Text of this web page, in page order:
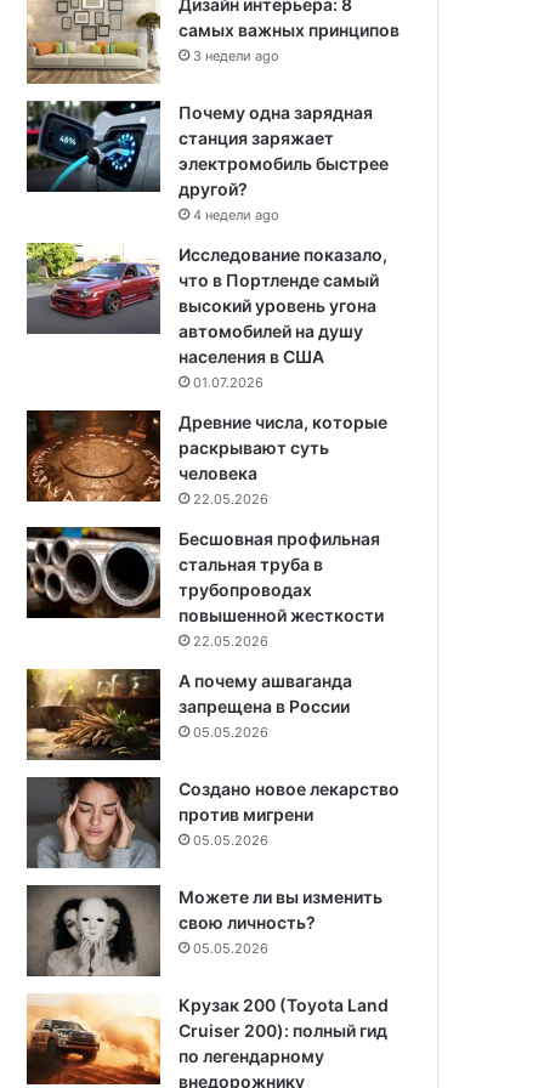
Дизайн интерьера: 8
самых важных принципов
3 недели ago
Почему одна зарядная
станция заряжает
электромобиль быстрее
другой?
4 недели ago
Исследование показало,
что в Портленде самый
высокий уровень угона
автомобилей на душу
населения в США
01.07.2026
Древние числа, которые
раскрывают суть
человека
22.05.2026
Бесшовная профильная
стальная труба в
трубопроводах
повышенной жесткости
22.05.2026
А почему ашваганда
запрещена в России
05.05.2026
Создано новое лекарство
против мигрени
05.05.2026
Можете ли вы изменить
свою личность?
05.05.2026
Крузак 200 (Toyota Land
Cruiser 200): полный гид
по легендарному
внедорожнику